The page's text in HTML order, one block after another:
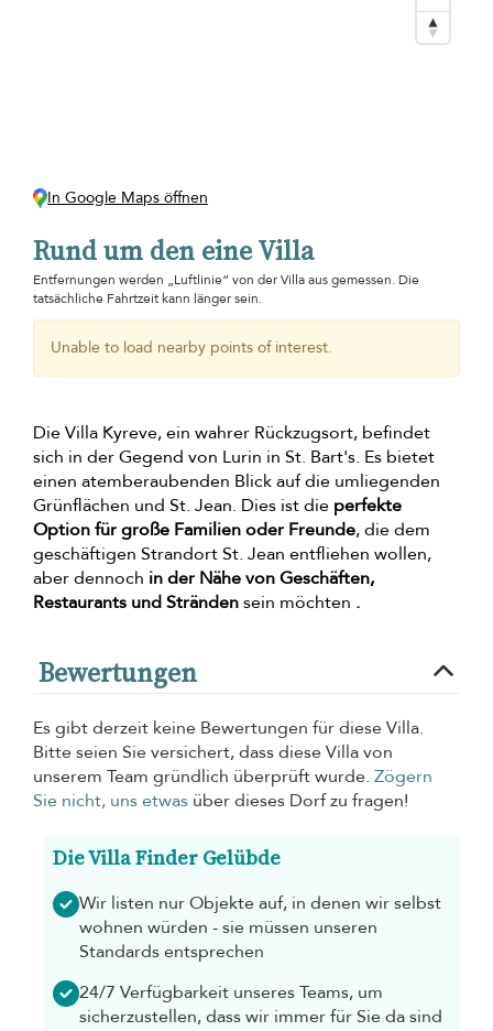
In Google Maps öffnen
Rund um den eine Villa
Entfernungen werden „Luftlinie“ von der Villa aus gemessen. Die
tatsächliche Fahrtzeit kann länger sein.
Unable to load nearby points of interest.
Die Villa Kyreve, ein wahrer Rückzugsort, befindet
sich in der Gegend von Lurin in St. Bart's. Es bietet
einen atemberaubenden Blick auf die umliegenden
Grünflächen und St. Jean. Dies ist die perfekte
Option für große Familien oder Freunde, die dem
geschäftigen Strandort St. Jean entfliehen wollen,
aber dennoch in der Nähe von Geschäften,
Restaurants und Strändensein möchten .
Bewertungen
Es gibt derzeit keine Bewertungen für diese Villa.
Bitte seien Sie versichert, dass diese Villa von
unserem Team gründlich überprüft wurde. Zögern
Sie nicht, uns etwas über dieses Dorf zu fragen!
Die Villa Finder Gelübde
Wir listen nur Objekte auf, in denen wir selbst
wohnen würden - sie müssen unseren
Standards entsprechen
24/7 Verfügbarkeit unseres Teams, um
sicherzustellen, dass wir immer für Sie da sind